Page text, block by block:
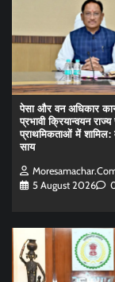
पेसा और वन अधिकार
प्रभावी क्रियान्वयन
प्राथमिकताओं में शामिल:
साय
5 August 2026